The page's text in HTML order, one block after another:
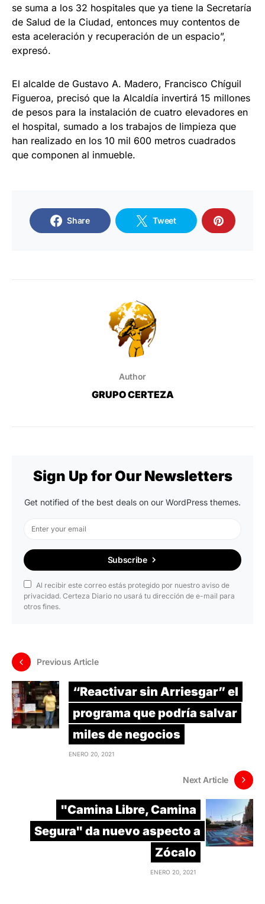
se suma a los 32 hospitales que ya tiene la Secretaría
de Salud de la Ciudad, entonces muy contentos de
esta aceleración y recuperación de un espacio”,
expresó.
El alcalde de Gustavo A. Madero, Francisco Chíguil
Figueroa, precisó que la Alcaldía invertirá 15 millones
de pesos para la instalación de cuatro elevadores en
el hospital, sumado a los trabajos de limpieza que
han realizado en los 10 mil 600 metros cuadrados
que componen al inmueble.
Share Tweet
Author
GRUPO CERTEZA
Sign Up for Our Newsletters
Get notified of the best deals on our WordPress themes.
Subscribe
Al recibir este correo estás protegido por nuestro aviso de
privacidad. Certeza Diario no usará tu dirección de e-mail para
otros fines.
Previous Article
“Reactivar sin Arriesgar” el
programa que podría salvar
miles de negocios
ENERO 20, 2021
Next Article
"Camina Libre, Camina
Segura" da nuevo aspecto a
Zócalo
ENERO 20, 2021